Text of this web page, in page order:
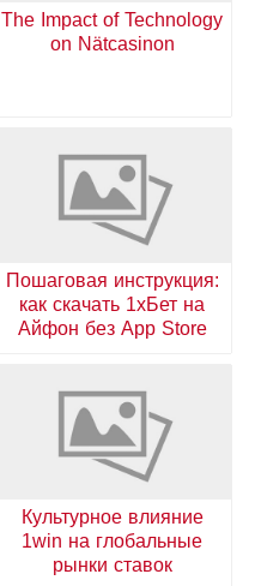
The Impact of Technology
on Nätcasinon
Пошаговая инструкция:
как скачать 1хБет на
Айфон без App Store
Культурное влияние
1win на глобальные
рынки ставок